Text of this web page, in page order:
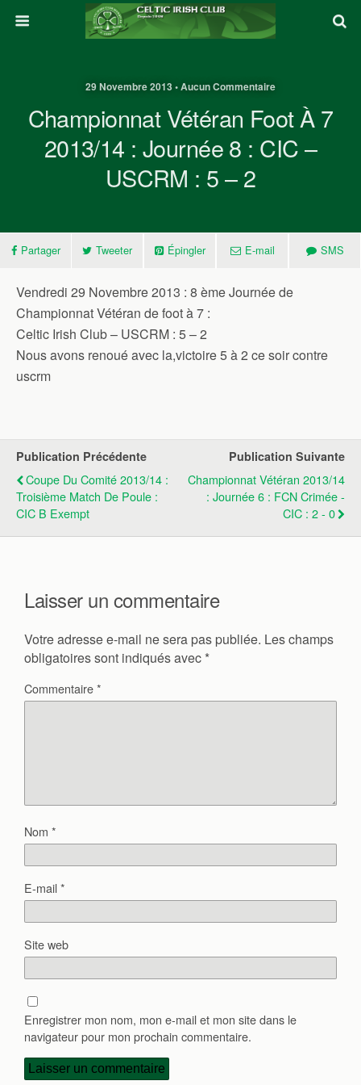
29 Novembre 2013 • Aucun Commentaire
Championnat Vétéran Foot À 7
2013/14 : Journée 8 : CIC –
USCRM : 5 – 2
Partager Tweeter Épingler E-mail SMS
Vendredi 29 Novembre 2013 : 8 ème Journée de
Championnat Vétéran de foot à 7 :
Celtic Irish Club – USCRM : 5 – 2
Nous avons renoué avec la,victoire 5 à 2 ce soir contre
uscrm
Publication Précédente
Coupe Du Comité 2013/14 :
Troisième Match De Poule :
CIC B Exempt
Publication Suivante
Championnat Vétéran 2013/14
: Journée 6 : FCN Crimée -
CIC : 2 - 0
Laisser un commentaire
Votre adresse e-mail ne sera pas publiée. Les champs
obligatoires sont indiqués avec *
Commentaire*
Nom *
E-mail*
Site web
Enregistrer mon nom, mon e-mail et mon site dans le
navigateur pour mon prochain commentaire.